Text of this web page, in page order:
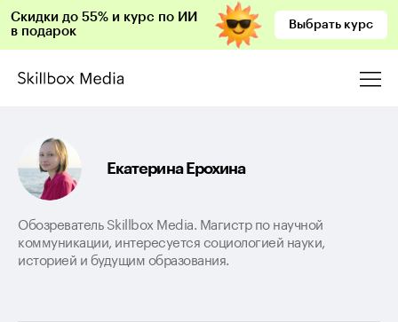
Скидки до 55% и курс по ИИ
в подарок
Выбрать курс
Екатерина Ерохина
Обозреватель Skillbox Media. Магистр по научной
коммуникации, интересуется социологией науки,
историей и будущим образования.